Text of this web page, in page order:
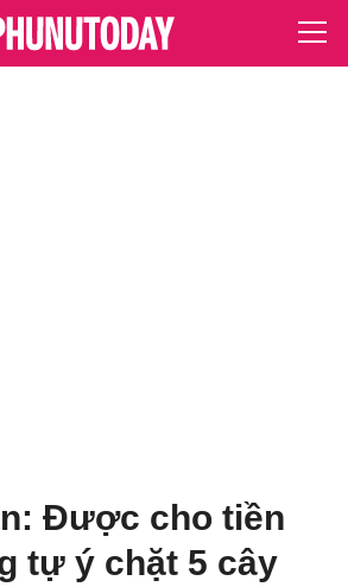
Được cho tiền
tự ý chặt 5 cây